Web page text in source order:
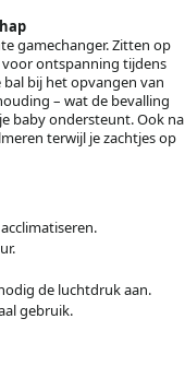
gamechanger. Zitten op
ontspanning tijdens
bij het opvangen van
– wat de bevalling
baby ondersteunt. Ook na
terwijl je zachtjes op
de luchtdruk aan.
gebruik.